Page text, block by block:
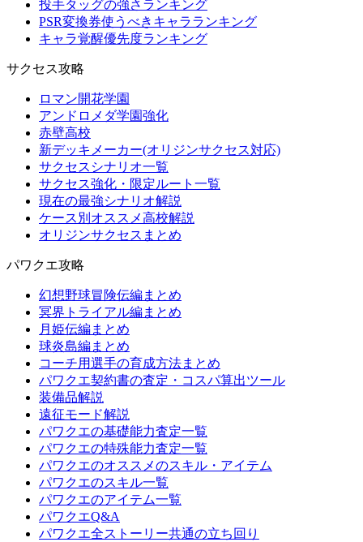
投手タッグの強さランキング
PSR変換券使うべきキャラランキング
キャラ覚醒優先度ランキング
サクセス攻略
ロマン開花学園
アンドロメダ学園強化
赤壁高校
新デッキメーカー(オリジンサクセス対応)
サクセスシナリオ一覧
サクセス強化・限定ルート一覧
現在の最強シナリオ解説
ケース別オススメ高校解説
オリジンサクセスまとめ
パワクエ攻略
幻想野球冒険伝編まとめ
冥界トライアル編まとめ
月姫伝編まとめ
球炎島編まとめ
コーチ用選手の育成方法まとめ
パワクエ契約書の査定・コスパ算出ツール
装備品解説
遠征モード解説
パワクエの基礎能力査定一覧
パワクエの特殊能力査定一覧
パワクエのオススメのスキル・アイテム
パワクエのスキル一覧
パワクエのアイテム一覧
パワクエQ&A
パワクエ全ストーリー共通の立ち回り